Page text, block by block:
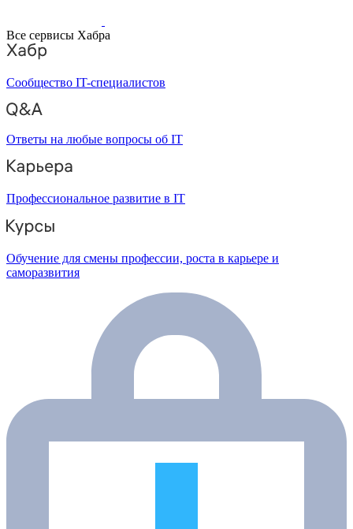
Все сервисы Хабра
Сообщество IT-специалистов
Ответы на любые вопросы об IT
Профессиональное развитие в IT
Обучение для смены профессии, роста в карьере и
саморазвития